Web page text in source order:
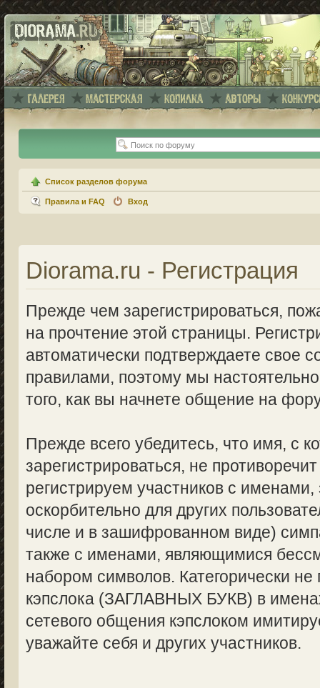
Список разделов форума
Правила и FAQ Вход
Diorama.ru - Регистрация
Прежде чем зарегистрироваться,
на прочтение этой страницы.
автоматически подтверждаете свое
правилами, поэтому мы
того, как вы начнете общение на
Прежде всего убедитесь, что имя, с
зарегистрироваться, не
регистрируем участников с
оскорбительно для других
числе и в зашифрованном виде)
также с именами, являющимися
набором символов. Категорически не
кэпслока (ЗАГЛАВНЫХ БУКВ) в
сетевого общения кэпслоком
уважайте себя и других участников.